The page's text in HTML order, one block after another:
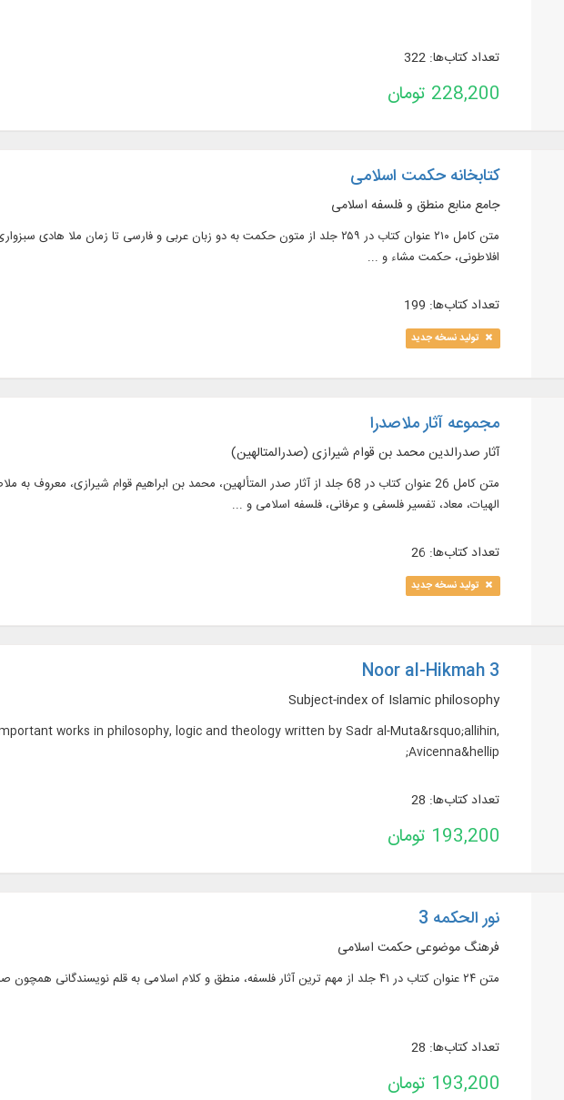
تعداد کتاب‌ها: 322
228,200 تومان
کتابخانه حکمت اسلامی
جامع منابع منطق و فلسفه اسلامی
متن کامل ۲۱۰ عنوان کتاب در ۲۵۹ جلد از متون حکمت به دو زبان عربی و فارسی تا
افلاطونی، حکمت مشاء و ...
تعداد کتاب‌ها: 199
تولید نسخه جدید
مجموعه آثار ملاصدرا
آثار صدرالدین محمد بن قوام شیرازی (صدرالمتالهین)
متن كامل 26 عنوان كتاب در 68 جلد از آثار صدر المتألهین، محمد‌ بن‌ ابراهیم قوام
الهیات، معاد، تفسیر فلسفی و عرفانی، فلسفه اسلامی و ...
تعداد کتاب‌ها: 26
تولید نسخه جدید
Noor al-Hikmah 3
Subject-index of Islamic philosophy
works in philosophy, logic and theology written by Sadr al-Muta&rsquo;allihin,
Avicenna&hellip;
تعداد کتاب‌ها: 28
193,200 تومان
نور الحکمه 3
فرهنگ موضوعى حکمت اسلامى
متن ۲۴ عنوان کتاب در ۴۱ جلد از مهم‌ ترین آثار فلسفه، منطق و کلام اسلامی به قلم نویسندگانی همچون صدرالمتألهین، ابوعلی سینا و ...
تعداد کتاب‌ها: 28
193,200 تومان